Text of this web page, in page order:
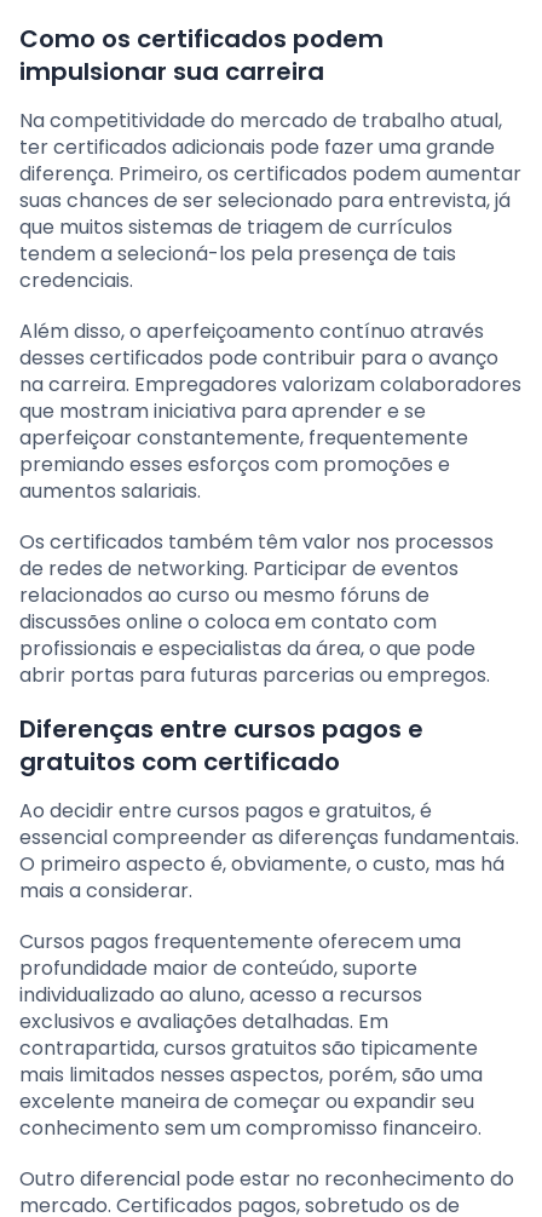
Como os certificados podem
impulsionar sua carreira
Na competitividade do mercado de trabalho atual,
ter certificados adicionais pode fazer uma grande
diferença. Primeiro, os certificados podem aumentar
suas chances de ser selecionado para entrevista, já
que muitos sistemas de triagem de currículos
tendem a selecioná-los pela presença de tais
credenciais.
Além disso, o aperfeiçoamento contínuo através
desses certificados pode contribuir para o avanço
na carreira. Empregadores valorizam colaboradores
que mostram iniciativa para aprender e se
aperfeiçoar constantemente, frequentemente
premiando esses esforços com promoções e
aumentos salariais.
Os certificados também têm valor nos processos
de redes de networking. Participar de eventos
relacionados ao curso ou mesmo fóruns de
discussões online o coloca em contato com
profissionais e especialistas da área, o que pode
abrir portas para futuras parcerias ou empregos.
Diferenças entre cursos pagos e
gratuitos com certificado
Ao decidir entre cursos pagos e gratuitos, é
essencial compreender as diferenças fundamentais.
O primeiro aspecto é, obviamente, o custo, mas há
mais a considerar.
Cursos pagos frequentemente oferecem uma
profundidade maior de conteúdo, suporte
individualizado ao aluno, acesso a recursos
exclusivos e avaliações detalhadas. Em
contrapartida, cursos gratuitos são tipicamente
mais limitados nesses aspectos, porém, são uma
excelente maneira de começar ou expandir seu
conhecimento sem um compromisso financeiro.
Outro diferencial pode estar no reconhecimento do
mercado. Certificados pagos, sobretudo os de